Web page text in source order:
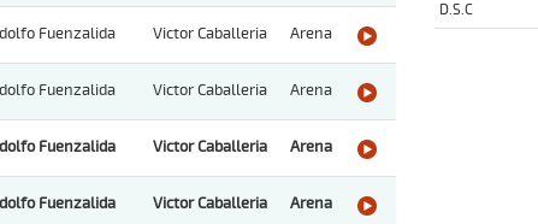
Fuenzalida Victor Caballeria Arena
Fuenzalida Victor Caballeria Arena
Fuenzalida Victor Caballeria Arena
Fuenzalida Victor Caballeria Arena
D.S.C